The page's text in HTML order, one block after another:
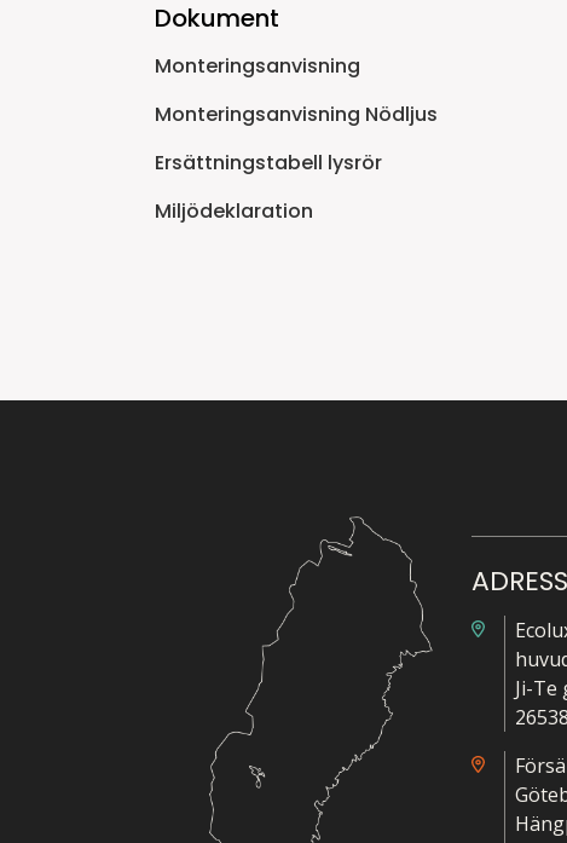
Dokument
Monteringsanvisning
Monteringsanvisning Nödljus
Ersättningstabell lysrör
Miljödeklaration
ADRESS
Ji-Te